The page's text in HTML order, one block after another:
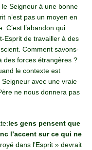
Seigneur à une bonne
n’est pas un moyen en
C’est l’abandon qui
Esprit de travailler à des
Comment savons-
des forces étrangères ?
le contexte est
avec une vraie
ne nous donnera pas
les gens pensent que
l’accent sur ce qui ne
dans l’Esprit » devrait